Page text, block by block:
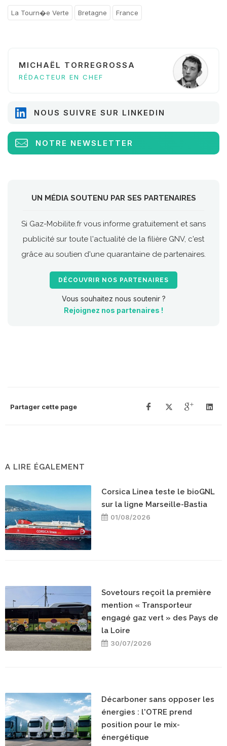
La Tourn�e Verte Bretagne France
MICHAËL TORREGROSSA
RÉDACTEUR EN CHEF
NOUS SUIVRE SUR LINKEDIN
NOTRE NEWSLETTER
UN MÉDIA SOUTENU PAR SES PARTENAIRES
Si Gaz-Mobilite.fr vous informe gratuitement et sans
publicité sur toute l'actualité de la filière GNV, c'est
grâce au soutien d'une quarantaine de partenaires.
DÉCOUVRIR NOS PARTENAIRES
Vous souhaitez nous soutenir ?
Rejoignez nos partenaires !
Partager cette page
A LIRE ÉGALEMENT
Corsica Linea teste le bioGNL
sur la ligne Marseille-Bastia
01/08/2026
Sovetours reçoit la première
mention « Transporteur
engagé gaz vert » des Pays de
la Loire
30/07/2026
Décarboner sans opposer les
énergies : l'OTRE prend
position pour le mix-
énergétique